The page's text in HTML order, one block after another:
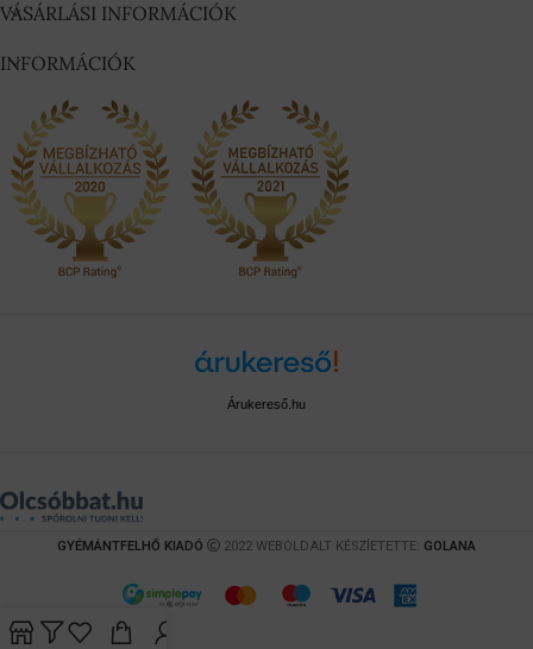
VÁSÁRLÁSI INFORMÁCIÓK
INFORMÁCIÓK
Árukereső.hu
GYÉMÁNTFELHŐ KIADÓ 2022 WEBOLDALT KÉSZÍETETTE: GOLANA